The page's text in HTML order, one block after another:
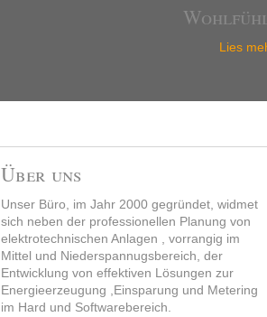
Lies
Über uns
Unser Büro, im Jahr 2000 gegründet, widmet
sich neben der professionellen Planung von
elektrotechnischen Anlagen , vorrangig im
Mittel und Niederspannugsbereich, der
Entwicklung von effektiven Lösungen zur
Energieerzeugung ,Einsparung und Metering
im Hard und Softwarebereich.